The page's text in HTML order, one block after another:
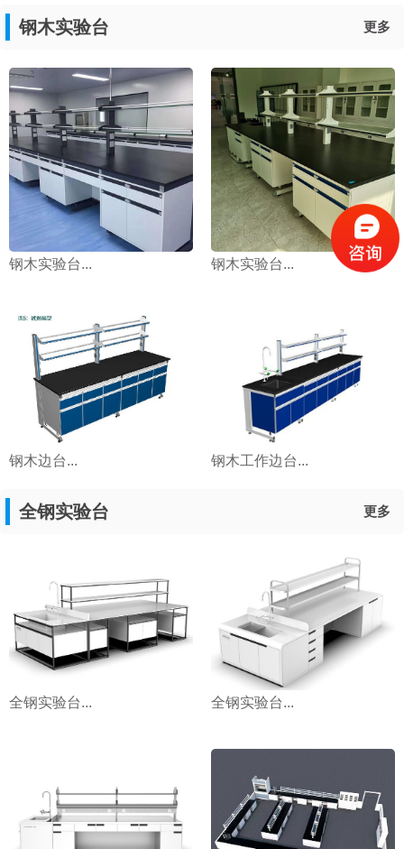
钢木实验台 更多
钢木实验台... 钢木实验台...
钢木边台... 钢木工作边台...
全钢实验台 更多
全钢实验台... 全钢实验台...